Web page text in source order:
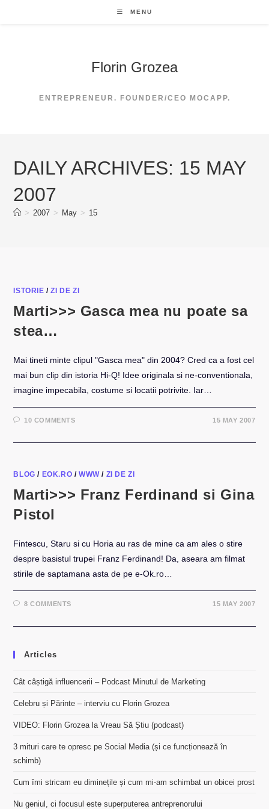
MENU
Florin Grozea
ENTREPRENEUR. FOUNDER/CEO MOCAPP.
DAILY ARCHIVES: 15 MAY
2007
> 2007 > May > 15
ISTORIE /ZI DE ZI
Marti>>> Gasca mea nu poate sa
stea…
Mai tineti minte clipul "Gasca mea" din 2004? Cred ca a fost cel
mai bun clip din istoria Hi-Q! Idee originala si ne-conventionala,
imagine impecabila, costume si locatii potrivite. Iar…
10 COMMENTS 15 MAY 2007
BLOG / EOK.RO /WWW/ ZI DE ZI
Marti>>> Franz Ferdinand si Gina
Pistol
Fintescu, Staru si cu Horia au ras de mine ca am ales o stire
despre basistul trupei Franz Ferdinand! Da, aseara am filmat
stirile de saptamana asta de pe e-Ok.ro…
8 COMMENTS 15 MAY 2007
Articles
Cât câștigă influencerii – Podcast Minutul de Marketing
Celebru și Părinte – interviu cu Florin Grozea
VIDEO: Florin Grozea la Vreau Să Știu (podcast)
3 mituri care te opresc pe Social Media (și ce funcționează în
schimb)
Cum îmi stricam eu diminețile și cum mi-am schimbat un obicei prost
Nu geniul, ci focusul este superputerea antreprenorului